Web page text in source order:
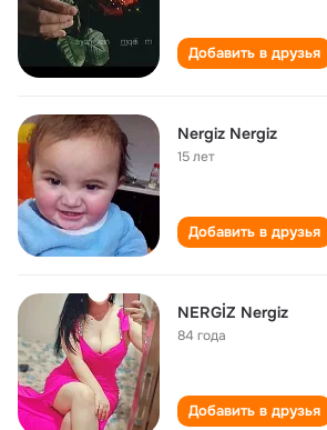
Добавить в друзья
Nergiz Nergiz
15 лет
Добавить в друзья
NERGİZ Nergiz
84 года
Добавить в друзья